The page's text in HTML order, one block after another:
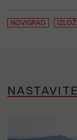
NOVIGRAD